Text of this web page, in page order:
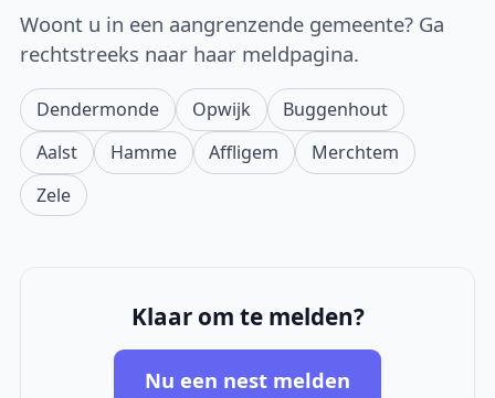
Woont u in een aangrenzende gemeente? Ga
rechtstreeks naar haar meldpagina.
Dendermonde Opwijk
Buggenhout
Aalst
Hamme Affligem
Merchtem
Zele
Klaar om te melden?
Nu een nest melden